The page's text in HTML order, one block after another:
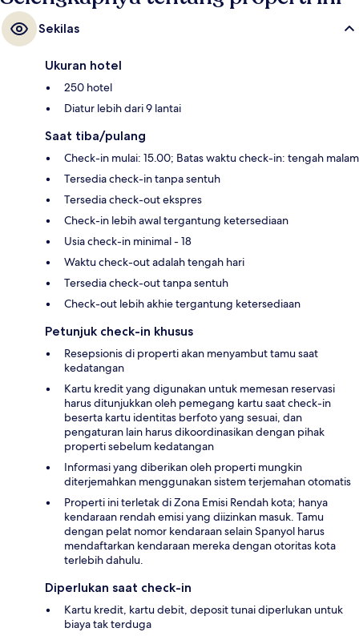
Sekilas
Ukuran hotel
250 hotel
Diatur lebih dari 9 lantai
Saat tiba/pulang
Check-in mulai: 15.00; Batas waktu check-in: tengah malam
Tersedia check-in tanpa sentuh
Tersedia check-out ekspres
Check-in lebih awal tergantung ketersediaan
Usia check-in minimal - 18
Waktu check-out adalah tengah hari
Tersedia check-out tanpa sentuh
Check-out lebih akhie tergantung ketersediaan
Petunjuk check-in khusus
Resepsionis di properti akan menyambut tamu saat
kedatangan
Kartu kredit yang digunakan untuk memesan reservasi
harus ditunjukkan oleh pemegang kartu saat check-in
beserta kartu identitas berfoto yang sesuai, dan
pengaturan lain harus dikoordinasikan dengan pihak
properti sebelum kedatangan
Informasi yang diberikan oleh properti mungkin
diterjemahkan menggunakan sistem terjemahan otomatis
Properti ini terletak di Zona Emisi Rendah kota; hanya
kendaraan rendah emisi yang diizinkan masuk. Tamu
dengan pelat nomor kendaraan selain Spanyol harus
mendaftarkan kendaraan mereka dengan otoritas kota
terlebih dahulu.
Diperlukan saat check-in
Kartu kredit, kartu debit, deposit tunai diperlukan untuk
biaya tak terduga